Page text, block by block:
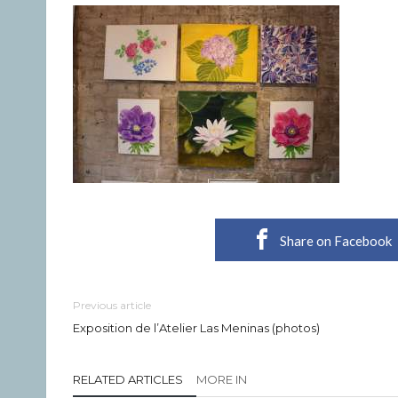
Share on Facebook
Previous article
Exposition de l’Atelier Las Meninas (photos)
RELATED ARTICLES MORE IN